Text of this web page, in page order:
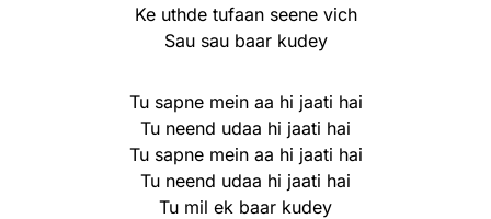
Ke uthde tufaan seene vich
Sau sau baar kudey
Tu sapne mein aa hi jaati hai
Tu neend udaa hi jaati hai
Tu sapne mein aa hi jaati hai
Tu neend udaa hi jaati hai
Tu mil ek baar kudey